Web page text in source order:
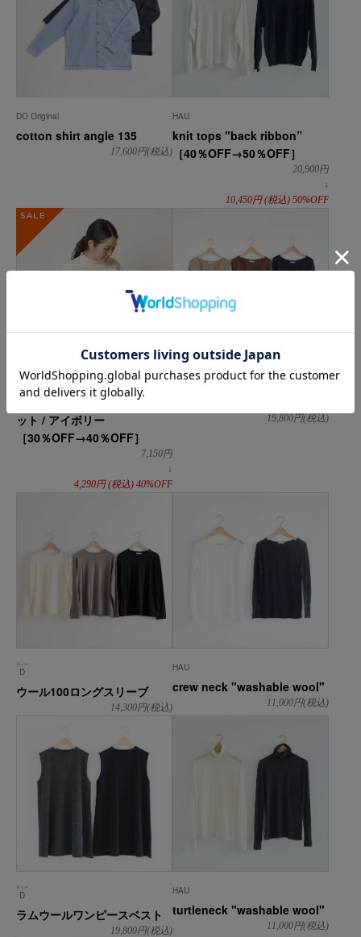
DO Original
cotton shirt angle 135
17,600円(税込)
HAU
knit tops "back ribbon”
［40％OFF→50％OFF］
20,900円
↓
10,450円(税込) 50%OFF
DO Original
MAMBO モックネックスウェ
ット / アイボリー
［30％OFF→40％OFF］
7,150円
↓
4,290円(税込) 40%OFF
HAU
19,800円(税込)
D
ディー
ウール100ロングスリーブ
14,300円(税込)
HAU
crew neck "washable wool"
11,000円(税込)
D
ディー
ラムウールワンピースベスト
19,800円(税込)
HAU
turtleneck "washable wool"
11,000円(税込)